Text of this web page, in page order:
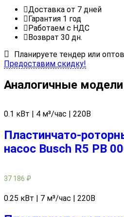
Доставка от 7 дней
Гарантия 1 год
Работаем с НДС
Возврат 30 дн.
Планируете тендер или
Предоставим скидку!
Аналогичные модели
0.1 кВт | 4 м³/час | 220В
Пластинчато-
насос Busch R5 PB
37 186 ₽
0.25 кВт | 7 м³/час | 220В